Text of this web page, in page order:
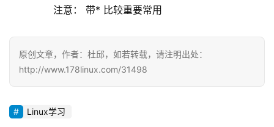
注意： 带* 比较重要常用
原创文章，作者：杜邱，如若转载，请注明出处：
http://www.178linux.com/31498
Linux学习